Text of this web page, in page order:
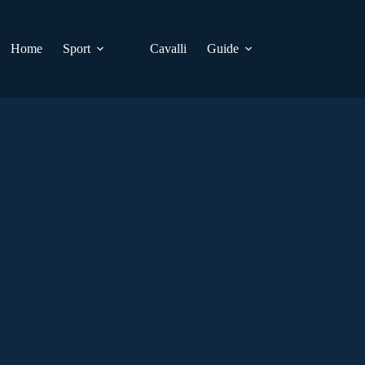
Home
Sport Cavalli Guide